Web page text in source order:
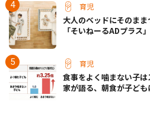
育児
大人のベッドにそのま
「そいねーるADプラス
育児
食事をよく噛まない子
家が語る、朝食が子ど